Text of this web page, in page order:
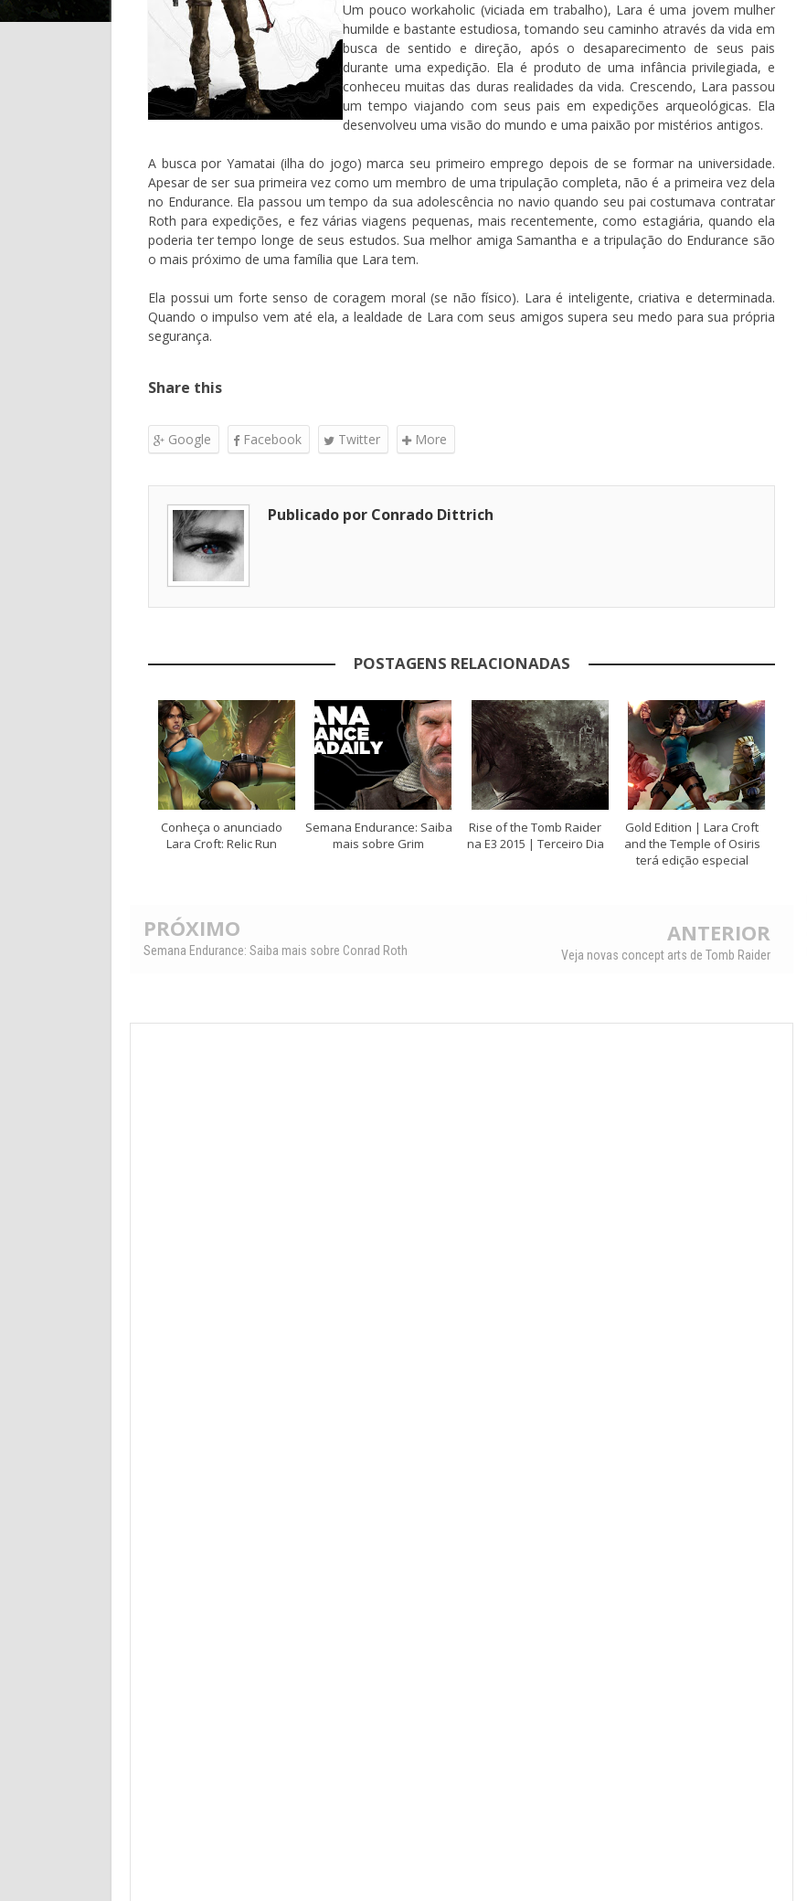
Um pouco workaholic (viciada em trabalho), Lara é uma jovem mulher
humilde e bastante estudiosa, tomando seu caminho através da vida em
busca de sentido e direção, após o desaparecimento de seus pais
durante uma expedição. Ela é produto de uma infância privilegiada, e
conheceu muitas das duras realidades da vida. Crescendo, Lara passou
um tempo viajando com seus pais em expedições arqueológicas. Ela
desenvolveu uma visão do mundo e uma paixão por mistérios antigos.
A busca por Yamatai (ilha do jogo) marca seu primeiro emprego depois de se formar na universidade.
Apesar de ser sua primeira vez como um membro de uma tripulação completa, não é a primeira vez dela
no Endurance. Ela passou um tempo da sua adolescência no navio quando seu pai costumava contratar
Roth para expedições, e fez várias viagens pequenas, mais recentemente, como estagiária, quando ela
poderia ter tempo longe de seus estudos. Sua melhor amiga Samantha e a tripulação do Endurance são
o mais próximo de uma família que Lara tem.
Ela possui um forte senso de coragem moral (se não físico). Lara é inteligente, criativa e determinada.
Quando o impulso vem até ela, a lealdade de Lara com seus amigos supera seu medo para sua própria
segurança.
Share this
Google Facebook Twitter More
Publicado por Conrado Dittrich
POSTAGENS RELACIONADAS
Conheça o anunciado
Lara Croft: Relic Run
Semana Endurance: Saiba
mais sobre Grim
Rise of the Tomb Raider
na E3 2015 | Terceiro Dia
Gold Edition | Lara Croft
and the Temple of Osiris
terá edição especial
PRÓXIMO
Semana Endurance: Saiba mais sobre Conrad Roth
ANTERIOR
Veja novas concept arts de Tomb Raider